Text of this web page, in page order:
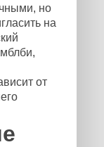
но
на
от